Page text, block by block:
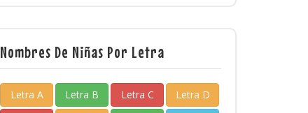
Nombres De Niñas Por Letra
Letra A Letra B Letra C
Letra D